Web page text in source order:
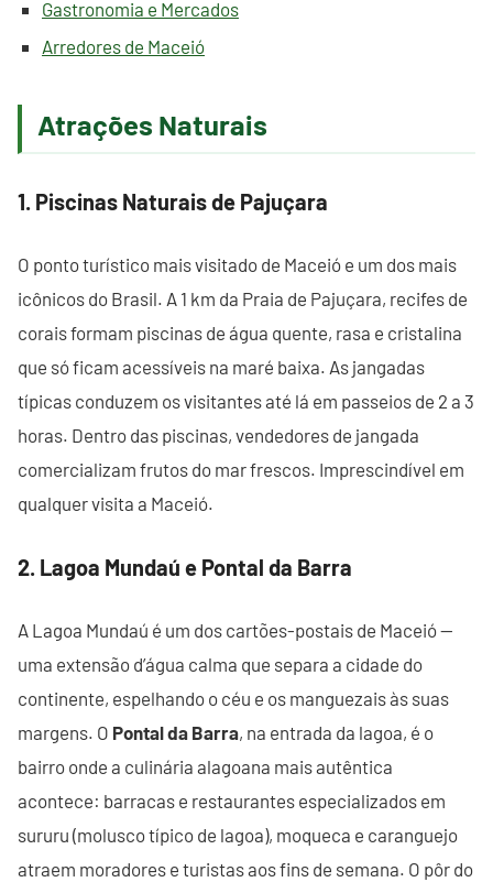
Gastronomia e Mercados
Arredores de Maceió
Atrações Naturais
1. Piscinas Naturais de Pajuçara
O ponto turístico mais visitado de Maceió e um dos mais
icônicos do Brasil. A 1 km da Praia de Pajuçara, recifes de
corais formam piscinas de água quente, rasa e cristalina
que só ficam acessíveis na maré baixa. As jangadas
típicas conduzem os visitantes até lá em passeios de 2 a 3
horas. Dentro das piscinas, vendedores de jangada
comercializam frutos do mar frescos. Imprescindível em
qualquer visita a Maceió.
2. Lagoa Mundaú e Pontal da Barra
A Lagoa Mundaú é um dos cartões-postais de Maceió —
uma extensão d’água calma que separa a cidade do
continente, espelhando o céu e os manguezais às suas
margens. O Pontal da Barra, na entrada da lagoa, é o
bairro onde a culinária alagoana mais autêntica
acontece: barracas e restaurantes especializados em
sururu (molusco típico de lagoa), moqueca e caranguejo
atraem moradores e turistas aos fins de semana. O pôr do